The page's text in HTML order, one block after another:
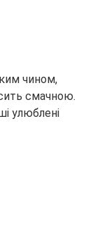
чином,
смачною.
улюблені